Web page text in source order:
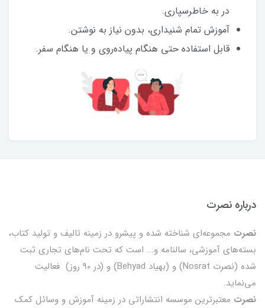
در به خاطرسپاری.
آموزش تمام شنیداری، بدون نیاز به نوشتن.
قابل استفاده حتی هنگام پیاده‌روی و یا هنگام سفر.
درباره نصرت
نصرت مجموعه‌ای شناخته شده و پیشرو در زمینه تالیف و تولید کتاب،
بسته‌های آموزشی، سالنامه و... است که تحت نام‌های تجاری ثبت
شده (نصرت Nosrat) و (بهیاد Behyad) و (در 90 روز) فعالیت
می‌نماید.
نصرت معتبرترین موسسه انتشاراتی در زمینه آموزش و وسائل کمک